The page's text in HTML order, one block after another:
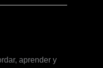
aprender y